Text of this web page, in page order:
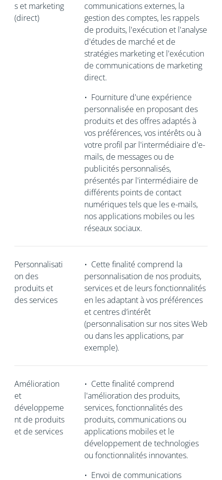
s et marketing
(direct)
communications externes, la
gestion des comptes, les rappels
de produits, l'exécution et l'analyse
d'études de marché et de
stratégies marketing et l'exécution
de communications de marketing
direct.
• Fourniture d'une expérience
personnalisée en proposant des
produits et des offres adaptés à
vos préférences, vos intérêts ou à
votre profil par l'intermédiaire d'e-
mails, de messages ou de
publicités personnalisés,
présentés par l'intermédiaire de
différents points de contact
numériques tels que les e-mails,
nos applications mobiles ou les
réseaux sociaux.
Personnalisati
on des
produits et
des services
• Cette finalité comprend la
personnalisation de nos produits,
services et de leurs fonctionnalités
en les adaptant à vos préférences
et centres d’intérêt
(personnalisation sur nos sites Web
ou dans les applications, par
exemple).
Amélioration
et
développeme
nt de produits
et de services
• Cette finalité comprend
l'amélioration des produits,
services, fonctionnalités des
produits, communications ou
applications mobiles et le
développement de technologies
ou fonctionnalités innovantes.
• Envoi de communications